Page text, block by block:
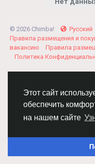
Этот сайт
обеспечить
на нашем сайте
© 2026 Chimba!
Русский
Правила размещения и
вакансию
Правила
Политика